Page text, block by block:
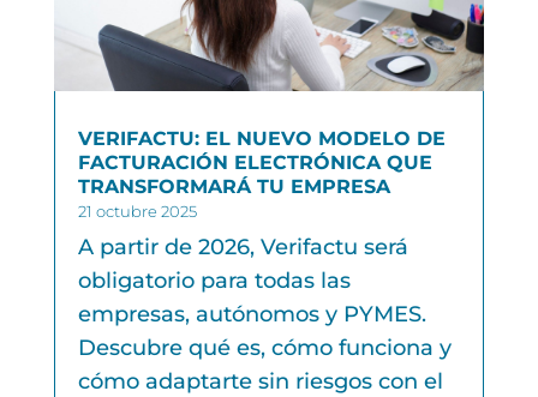
VERIFACTU: EL NUEVO MODELO DE
FACTURACIÓN ELECTRÓNICA QUE
TRANSFORMARÁ TU EMPRESA
21 octubre 2025
A partir de 2026, Verifactu será
obligatorio para todas las
empresas, autónomos y PYMES.
Descubre qué es, cómo funciona y
cómo adaptarte sin riesgos con el